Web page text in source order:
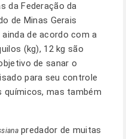
da Federação da
de Minas Gerais
de acordo com a
(kg), 12 kg são
de sanar o
para seu controle
químicos, mas também
predador de muitas